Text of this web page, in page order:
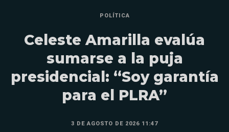
POLÍTICA
Celeste Amarilla evalúa
sumarse a la puja
presidencial: “Soy garantía
para el PLRA”
3 DE AGOSTO DE 2026 11:47